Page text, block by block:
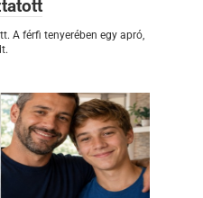
A férfi tenyerében egy apró,